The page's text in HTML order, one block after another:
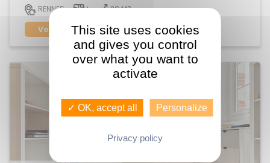
RENNES 1
20 M2
Voir le bienThis site uses cookies
and gives you control
over what you want to
activate
✓ OK, accept all Personalize
Privacy policy